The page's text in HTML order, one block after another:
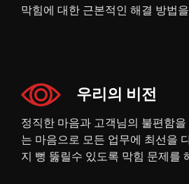
막힘에 대한 근본적인 해결 방법
우리의 비전
정직한 마음과 고객님의 불편함
는 마음으로 모든 업무에 최선을
지 뻥 뚫릴수 있도록 막힘 문제를